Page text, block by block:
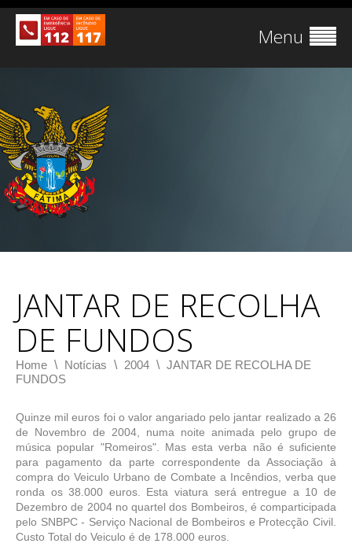
Menu
JANTAR DE RECOLHA
DE FUNDOS
Home \ Notícias \ 2004 \ JANTAR DE RECOLHA DE
FUNDOS
Quinze mil euros foi o valor angariado pelo jantar realizado a 26
de Novembro de 2004, numa noite animada pelo grupo de
música popular "Romeiros". Mas esta verba não é suficiente
para pagamento da parte correspondente da Associação à
compra do Veiculo Urbano de Combate a Incêndios, verba que
ronda os 38.000 euros. Esta viatura será entregue a 10 de
Dezembro de 2004 no quartel dos Bombeiros, é comparticipada
pelo SNBPC - Serviço Nacional de Bombeiros e Protecção Civil.
Custo Total do Veiculo é de 178.000 euros.